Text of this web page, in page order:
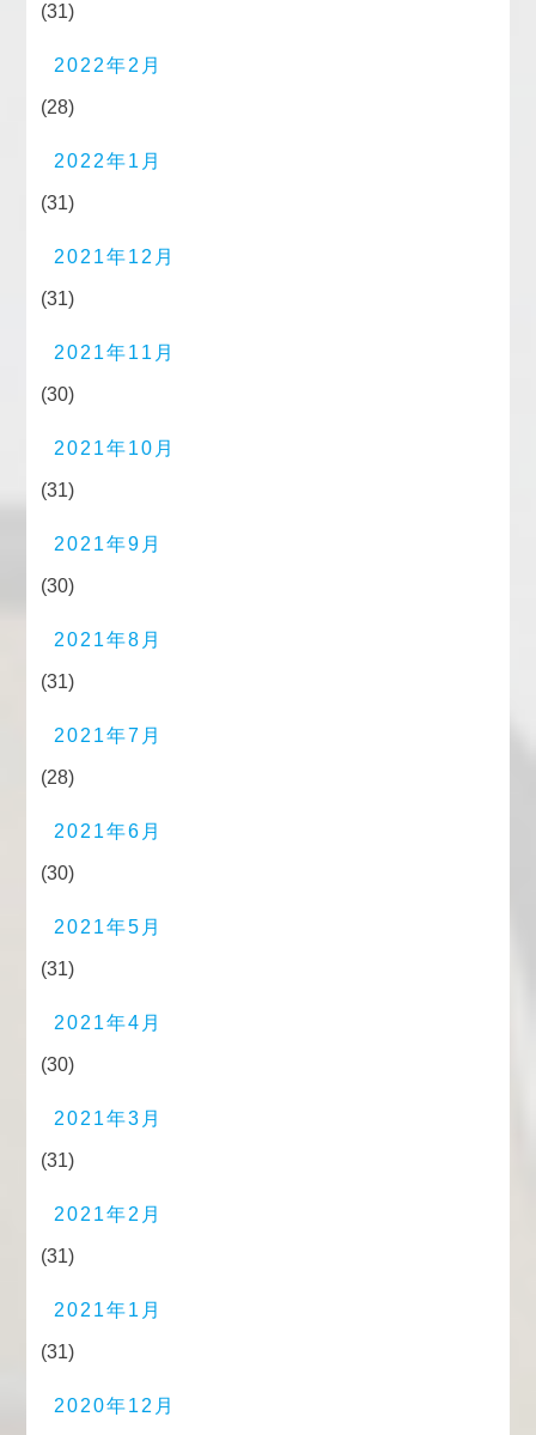
(31)
2022年2月
(28)
2022年1月
(31)
2021年12月
(31)
2021年11月
(30)
2021年10月
(31)
2021年9月
(30)
2021年8月
(31)
2021年7月
(28)
2021年6月
(30)
2021年5月
(31)
2021年4月
(30)
2021年3月
(31)
2021年2月
(31)
2021年1月
(31)
2020年12月